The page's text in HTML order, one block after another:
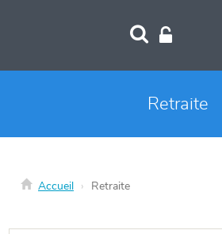
Retraite
Accueil Retraite